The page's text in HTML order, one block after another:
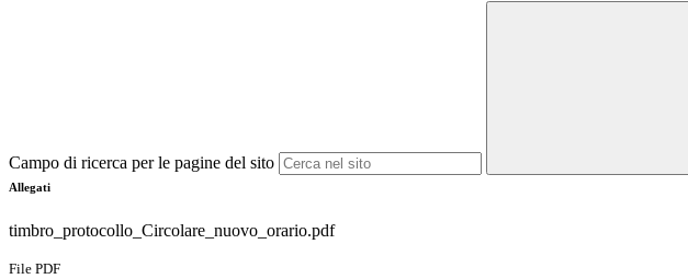
Campo di ricerca per le pagine del sito
Allegati
timbro_protocollo_Circolare_nuovo_orario.pdf
File PDF